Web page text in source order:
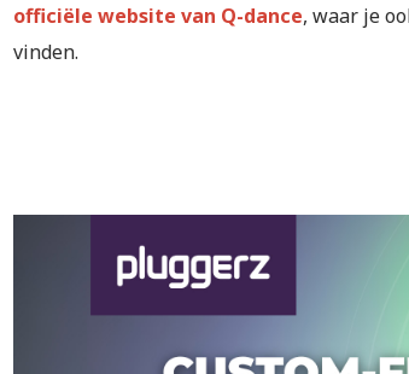
officiële website van Q-dance, waar je
vinden.